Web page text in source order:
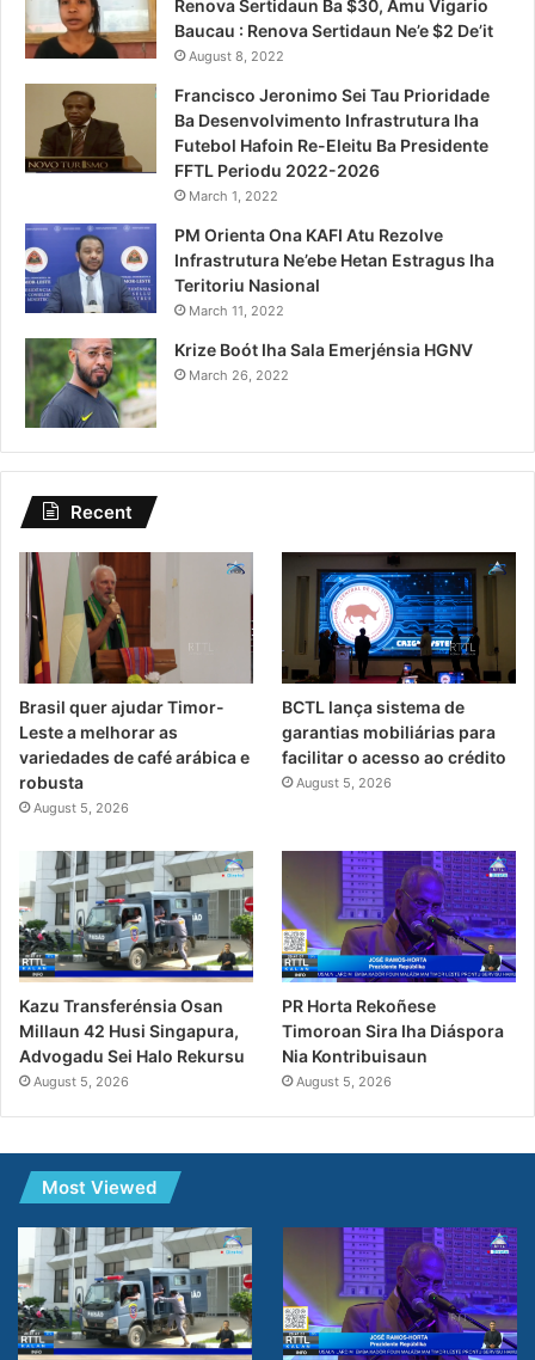
Renova Sertidaun Ba $30, Amu Vigario
Baucau : Renova Sertidaun Ne’e $2 De’it
August 8, 2022
Francisco Jeronimo Sei Tau Prioridade
Ba Desenvolvimento Infrastrutura Iha
Futebol Hafoin Re-Eleitu Ba Presidente
FFTL Periodu 2022-2026
March 1, 2022
PM Orienta Ona KAFI Atu Rezolve
Infrastrutura Ne’ebe Hetan Estragus Iha
Teritoriu Nasional
March 11, 2022
Krize Boót Iha Sala Emerjénsia HGNV
March 26, 2022
Recent
Brasil quer ajudar Timor-
Leste a melhorar as
variedades de café arábica e
robusta
August 5, 2026
BCTL lança sistema de
garantias mobiliárias para
facilitar o acesso ao crédito
August 5, 2026
Kazu Transferénsia Osan
Millaun 42 Husi Singapura,
Advogadu Sei Halo Rekursu
August 5, 2026
PR Horta Rekoñese
Timoroan Sira Iha Diáspora
Nia Kontribuisaun
August 5, 2026
Most Viewed